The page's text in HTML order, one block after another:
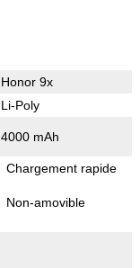
Honor 9x
Li-Poly
4000 mAh
Chargement rapide
Non-amovible